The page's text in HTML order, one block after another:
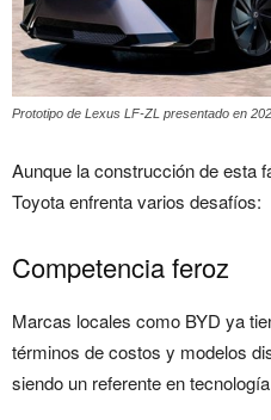
Prototipo de Lexus LF-ZL presentado en
Aunque la construcción de esta
Toyota enfrenta varios desafíos:
Competencia feroz
Marcas locales como BYD ya
términos de costos y modelos
siendo un referente en